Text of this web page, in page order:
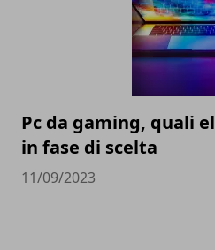
Pc da gaming, quali
in fase di scelta
11/09/2023